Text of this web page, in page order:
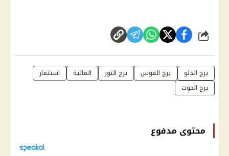
شارك
برج الدلو برج القوس برج الثور المالية
استثمار
برج الحوت
محتوى مدفوع